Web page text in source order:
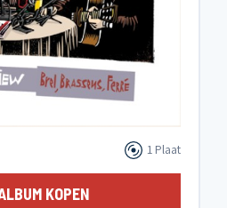
1 Plaat
KOPEN